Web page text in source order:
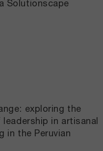
Solutionscape
exploring the
in artisanal
in the Peruvian